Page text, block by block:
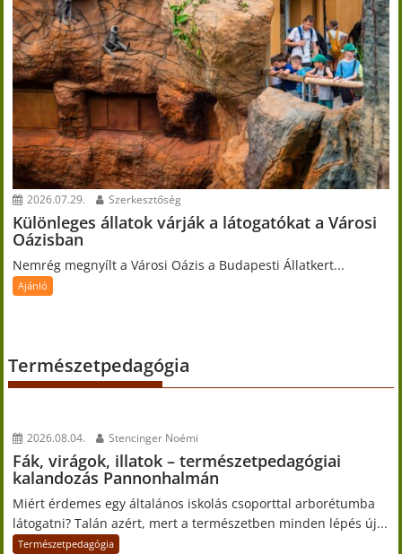
2026.07.29. Szerkesztőség
Különleges állatok várják a látogatókat a Városi
Oázisban
Nemrég megnyílt a Városi Oázis a Budapesti Állatkert...
Ajánló
Természetpedagógia
2026.08.04. Stencinger Noémi
Fák, virágok, illatok – természetpedagógiai
kalandozás Pannonhalmán
Miért érdemes egy általános iskolás csoporttal arborétumba
látogatni? Talán azért, mert a természetben minden lépés új...
Természetpedagógia